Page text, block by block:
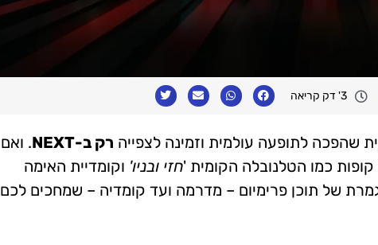
3' דק קריאה
שהפכה לתופעה עולמית וזמינה לצפייה רק ב-NEXT
. ואם
כמו הטלנובלה הקומית 'חזי ובניו' וקומדיית האימה
של תוכן פרימיום – מדרמה ועד קומדיה – שמחכים לכם